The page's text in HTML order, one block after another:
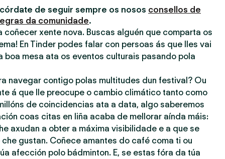
de seguir sempre os nosos consellos de
da comunidade.
coñecer xente nova. Buscas alguén que comparta os
En Tinder podes falar con persoas ás que lles vai
boa mesa ata os eventos culturais pasando pola
navegar contigo polas multitudes dun festival? Ou
á que lle preocupe o cambio climático tanto como
de coincidencias ata a data, algo saberemos
coas citas en liña acaba de mellorar aínda máis:
axudan a obter a máxima visibilidade e a que se
gustan. Coñece amantes do café coma ti ou
afección polo bádminton. E, se estas fóra da túa